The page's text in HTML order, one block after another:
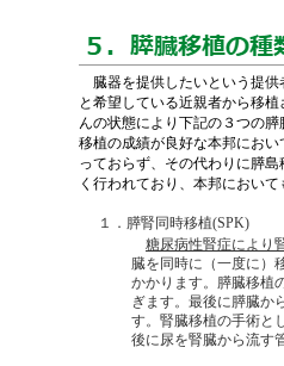
臓器を提供したいという提供
と希望している近親者から移
んの状態により下記の３つの
移植の成績が良好な本邦にお
っておらず、その代わりに膵
く行われており、本邦におい
１．膵腎同時移植(SPK)
糖尿病性腎症により
臓を同時に（一度に）
かかります。膵臓移植
ぎます。最後に膵臓か
す。腎臓移植の手術と
後に尿を腎臓から流す